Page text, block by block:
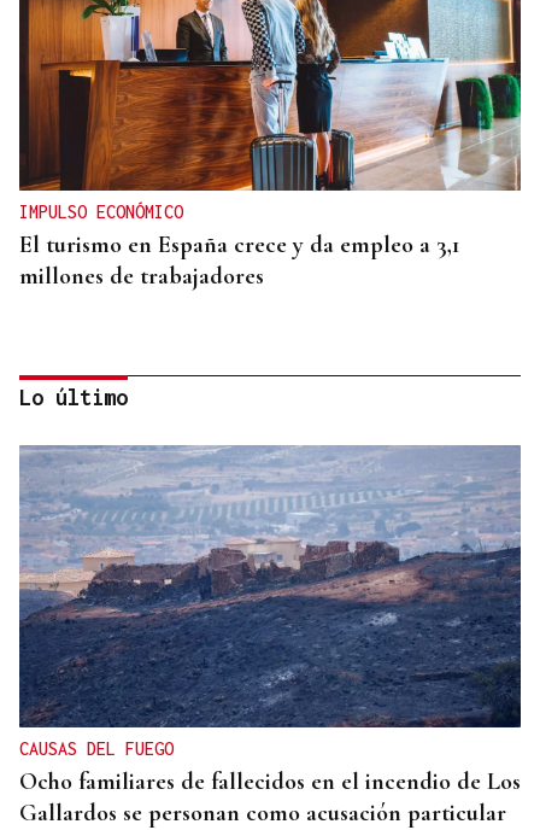
IMPULSO ECONÓMICO
El turismo en España crece y da empleo a 3,1
millones de trabajadores
DATOS DEL INE
Gráfico | La compraventa de viviendas
experimentó su mejor junio en 19 años
Lo último
CAUSAS DEL FUEGO
Ocho familiares de fallecidos en el incendio de Los
Gallardos se personan como acusación particular